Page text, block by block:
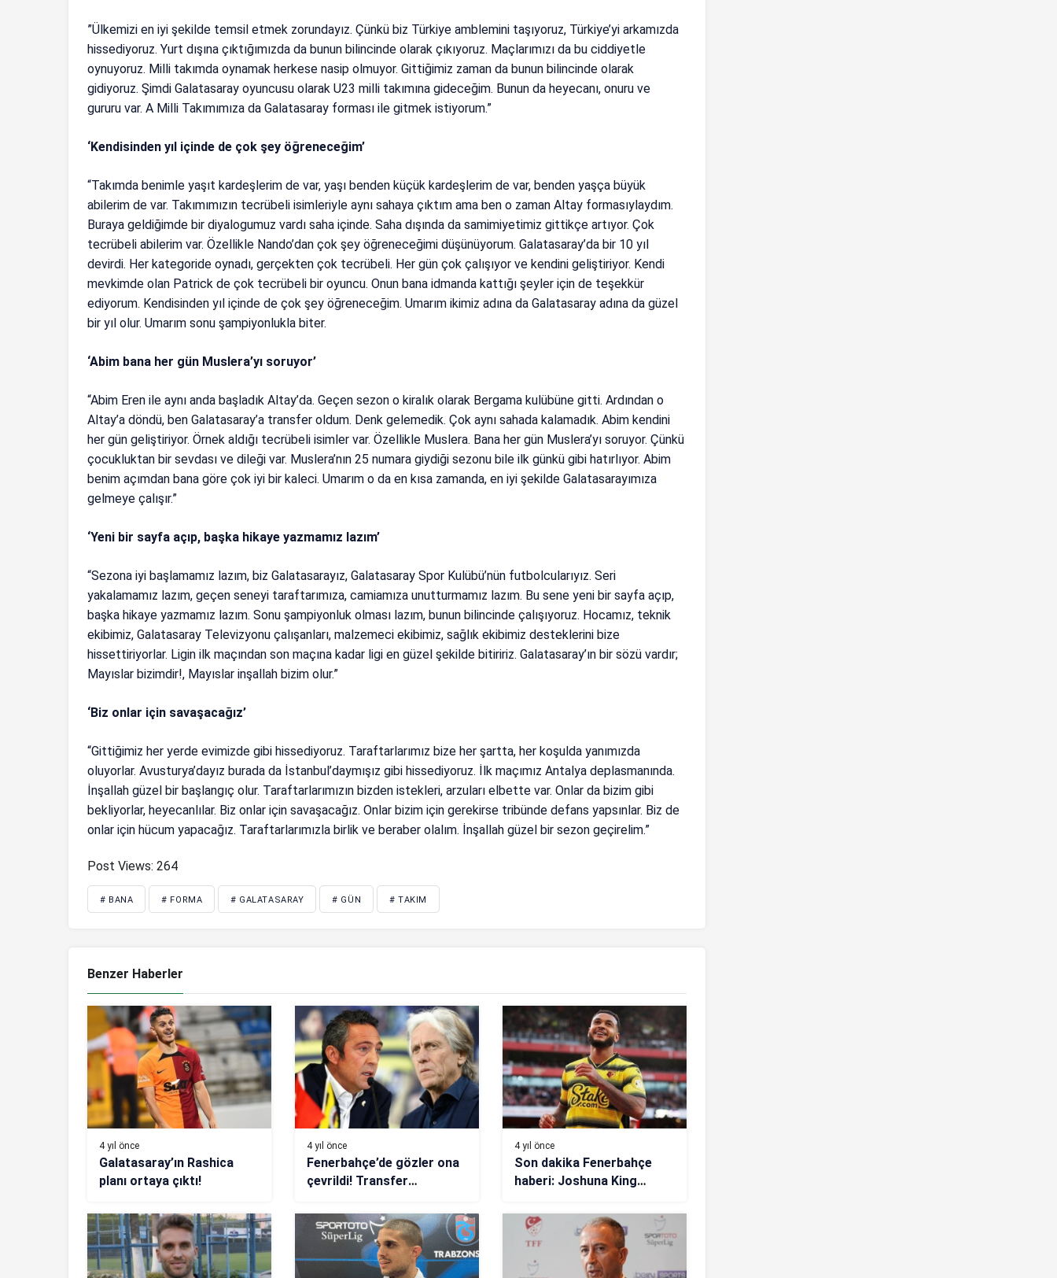
”Ülkemizi en iyi şekilde temsil etmek zorundayız. Çünkü biz Türkiye amblemini taşıyoruz, Türkiye’yi arkamızda
hissediyoruz. Yurt dışına çıktığımızda da bunun bilincinde olarak çıkıyoruz. Maçlarımızı da bu ciddiyetle
oynuyoruz. Milli takımda oynamak herkese nasip olmuyor. Gittiğimiz zaman da bunun bilincinde olarak
gidiyoruz. Şimdi Galatasaray oyuncusu olarak U23 milli takımına gideceğim. Bunun da heyecanı, onuru ve
gururu var. A Milli Takımımıza da Galatasaray forması ile gitmek istiyorum.”
‘Kendisinden yıl içinde de çok şey öğreneceğim’
“Takımda benimle yaşıt kardeşlerim de var, yaşı benden küçük kardeşlerim de var, benden yaşça büyük
abilerim de var. Takımımızın tecrübeli isimleriyle aynı sahaya çıktım ama ben o zaman Altay formasıylaydım.
Buraya geldiğimde bir diyalogumuz vardı saha içinde. Saha dışında da samimiyetimiz gittikçe artıyor. Çok
tecrübeli abilerim var. Özellikle Nando’dan çok şey öğreneceğimi düşünüyorum. Galatasaray’da bir 10 yıl
devirdi. Her kategoride oynadı, gerçekten çok tecrübeli. Her gün çok çalışıyor ve kendini geliştiriyor. Kendi
mevkimde olan Patrick de çok tecrübeli bir oyuncu. Onun bana idmanda kattığı şeyler için de teşekkür
ediyorum. Kendisinden yıl içinde de çok şey öğreneceğim. Umarım ikimiz adına da Galatasaray adına da güzel
bir yıl olur. Umarım sonu şampiyonlukla biter.
‘Abim bana her gün Muslera’yı soruyor’
“Abim Eren ile aynı anda başladık Altay’da. Geçen sezon o kiralık olarak Bergama kulübüne gitti. Ardından o
Altay’a döndü, ben Galatasaray’a transfer oldum. Denk gelemedik. Çok aynı sahada kalamadık. Abim kendini
her gün geliştiriyor. Örnek aldığı tecrübeli isimler var. Özellikle Muslera. Bana her gün Muslera’yı soruyor. Çünkü
çocukluktan bir sevdası ve dileği var. Muslera’nın 25 numara giydiği sezonu bile ilk günkü gibi hatırlıyor. Abim
benim açımdan bana göre çok iyi bir kaleci. Umarım o da en kısa zamanda, en iyi şekilde Galatasarayımıza
gelmeye çalışır.”
‘Yeni bir sayfa açıp, başka hikaye yazmamız lazım’
“Sezona iyi başlamamız lazım, biz Galatasarayız, Galatasaray Spor Kulübü’nün futbolcularıyız. Seri
yakalamamız lazım, geçen seneyi taraftarımıza, camiamıza unutturmamız lazım. Bu sene yeni bir sayfa açıp,
başka hikaye yazmamız lazım. Sonu şampiyonluk olması lazım, bunun bilincinde çalışıyoruz. Hocamız, teknik
ekibimiz, Galatasaray Televizyonu çalışanları, malzemeci ekibimiz, sağlık ekibimiz desteklerini bize
hissettiriyorlar. Ligin ilk maçından son maçına kadar ligi en güzel şekilde bitiririz. Galatasaray’ın bir sözü vardır;
Mayıslar bizimdir!, Mayıslar inşallah bizim olur.”
‘Biz onlar için savaşacağız’
“Gittiğimiz her yerde evimizde gibi hissediyoruz. Taraftarlarımız bize her şartta, her koşulda yanımızda
oluyorlar. Avusturya’dayız burada da İstanbul’daymışız gibi hissediyoruz. İlk maçımız Antalya deplasmanında.
İnşallah güzel bir başlangıç olur. Taraftarlarımızın bizden istekleri, arzuları elbette var. Onlar da bizim gibi
bekliyorlar, heyecanlılar. Biz onlar için savaşacağız. Onlar bizim için gerekirse tribünde defans yapsınlar. Biz de
onlar için hücum yapacağız. Taraftarlarımızla birlik ve beraber olalım. İnşallah güzel bir sezon geçirelim.”
Post Views: 264
# BANA # FORMA # GALATASARAY # GÜN # TAKIM
Benzer Haberler
4 yıl önce
Galatasaray’ın Rashica
planı ortaya çıktı!
4 yıl önce
Fenerbahçe’de gözler ona
çevrildi! Transfer
4 yıl önce
Son dakika Fenerbahçe
haberi: Joshuna King